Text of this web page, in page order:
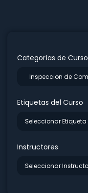
Categorías de Curso
Etiquetas del Curso
Instructores